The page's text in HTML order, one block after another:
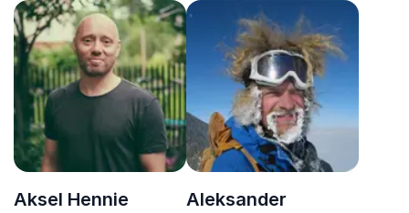
Aksel Hennie
Aleksander